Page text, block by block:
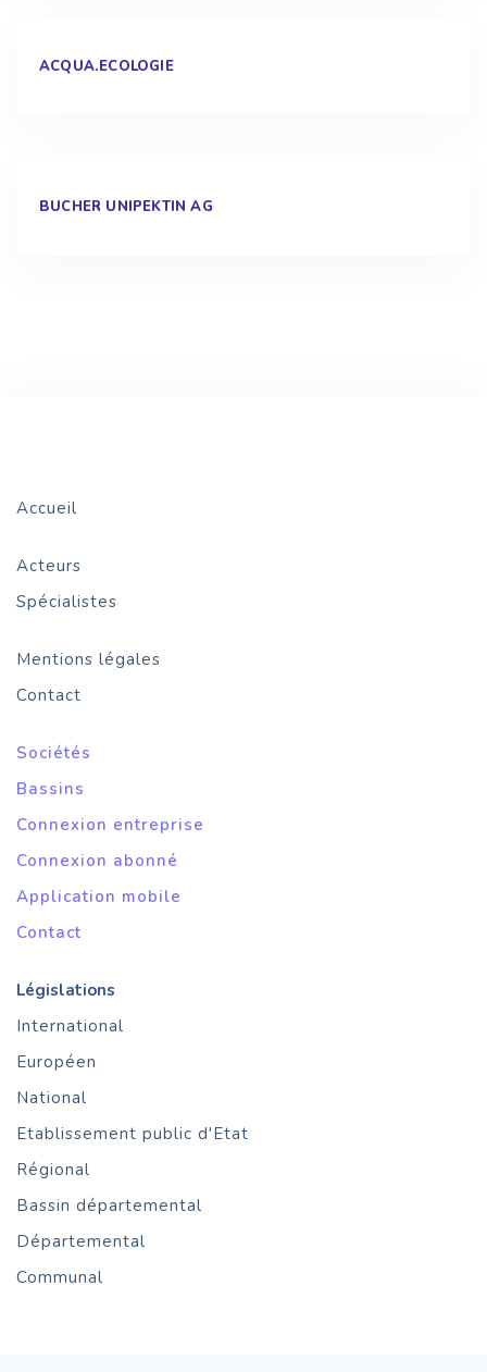
ACQUA.ECOLOGIE
BUCHER UNIPEKTIN AG
Accueil
Acteurs
Spécialistes
Mentions légales
Contact
Sociétés
Bassins
Connexion entreprise
Connexion abonné
Application mobile
Contact
Législations
International
Européen
National
Etablissement public d'Etat
Régional
Bassin départemental
Départemental
Communal